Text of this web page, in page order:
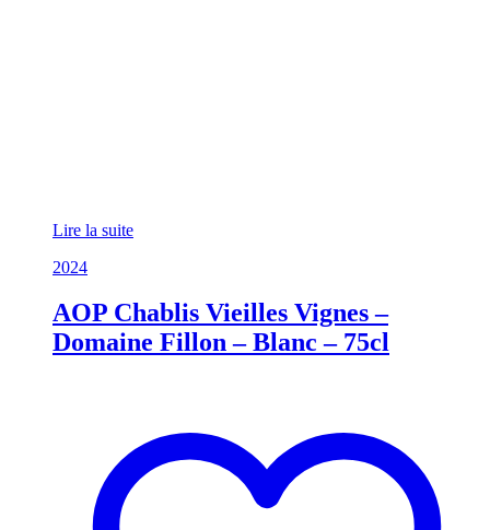
Lire la suite
2024
AOP Chablis Vieilles Vignes –
Domaine Fillon – Blanc – 75cl